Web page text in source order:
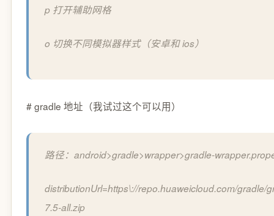
p 打开辅助网格
o 切换不同模拟器样式（安卓和 ios）
# gradle 地址（我试过这个可以用）
路径：android>gradle>wrapper>gradle-
distributionUrl=https\://repo.huaweicloud.com/gradle/
7.5-all.zip